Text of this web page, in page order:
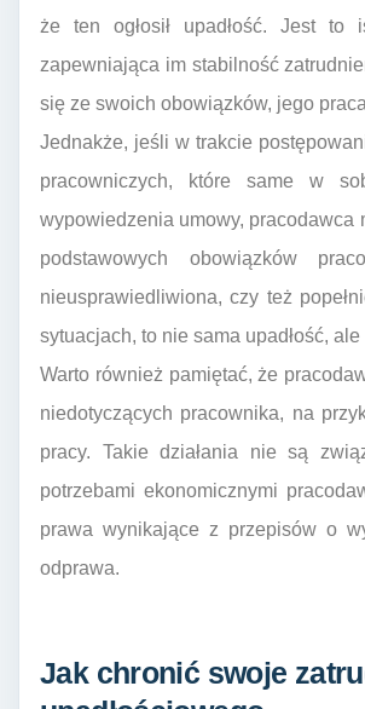
że ten ogłosił upadłość. Jest to
zapewniająca im stabilność
się ze swoich obowiązków, jego
Jednakże, jeśli w trakcie
pracowniczych, które same w
wypowiedzenia umowy, pracodawca
podstawowych obowiązków
nieusprawiedliwiona, czy też
sytuacjach, to nie sama upadłość,
Warto również pamiętać, że
niedotyczących pracownika, na
pracy. Takie działania nie są
potrzebami ekonomicznymi
prawa wynikające z przepisów o
odprawa.
Jak chronić swoje